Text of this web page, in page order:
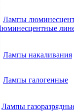
Лампы
Лампы накаливания
Лампы галогенные
Лампы